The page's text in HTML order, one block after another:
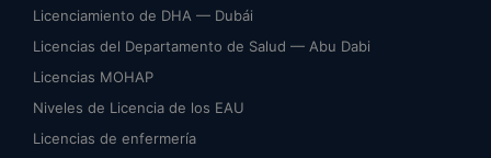
Licenciamiento de DHA — Dubái
Licencias del Departamento de Salud — Abu Dabi
Licencias MOHAP
Niveles de Licencia de los EAU
Licencias de enfermería